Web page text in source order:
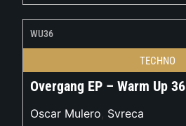
WU36
TECHNO
Overgang EP – Warm Up 36
Oscar Mulero, Svreca